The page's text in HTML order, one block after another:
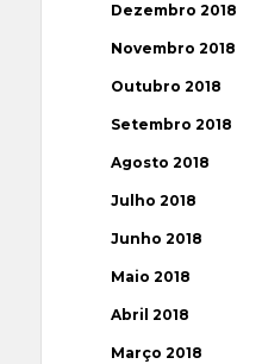
Dezembro 2018
Novembro 2018
Outubro 2018
Setembro 2018
Agosto 2018
Julho 2018
Junho 2018
Maio 2018
Abril 2018
Março 2018